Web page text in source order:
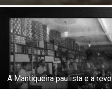
A Mantiqueira paulista e a